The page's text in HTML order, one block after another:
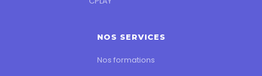
NOS SERVICES
Nos formations